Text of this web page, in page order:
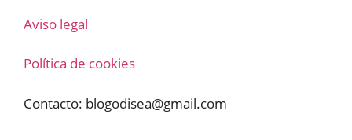
Aviso legal
Política de cookies
Contacto: blogodisea@gmail.com